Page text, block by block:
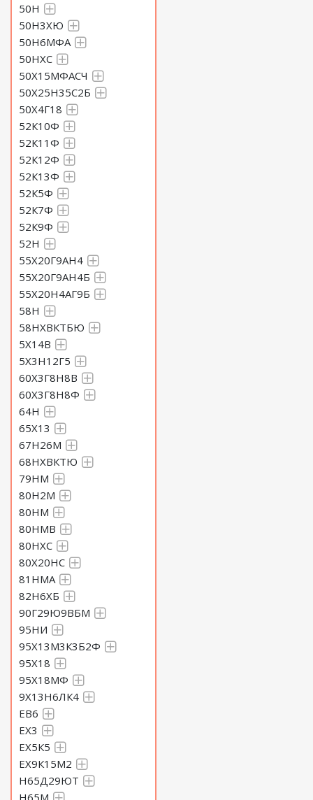
50Н
50Н3ХЮ
50Н6МФА
50НХС
50Х15МФАСЧ
50Х25Н35С2Б
50Х4Г18
52К10Ф
52К11Ф
52К12Ф
52К13Ф
52К5Ф
52К7Ф
52К9Ф
52Н
55Х20Г9АН4
55Х20Г9АН4Б
55Х20Н4АГ9Б
58Н
58НХВКТБЮ
5Х14В
5Х3Н12Г5
60Х3Г8Н8В
60Х3Г8Н8Ф
64Н
65Х13
67Н26М
68НХВКТЮ
79НМ
80Н2М
80НМ
80НМВ
80НХС
80Х20НС
81НМА
82Н6ХБ
90Г29Ю9ВБМ
95НИ
95Х13М3К3Б2Ф
95Х18
95Х18МФ
9Х13Н6ЛК4
ЕВ6
ЕХ3
ЕХ5К5
ЕХ9К15М2
Н65Д29ЮТ
Н65М